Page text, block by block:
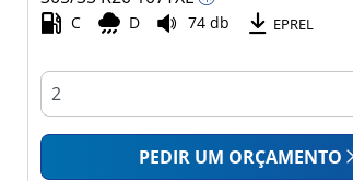
Comercial (0)
Esvaziamento limitado
Runflat (0)
Sem esvaziamento
C D 74 db EPREL
PEDIR UM ORÇAMENTO